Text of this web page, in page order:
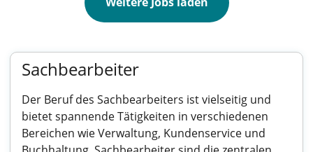
Sachbearbeiter
Der Beruf des Sachbearbeiters ist vielseitig und
bietet spannende Tätigkeiten in verschiedenen
Bereichen wie Verwaltung, Kundenservice und